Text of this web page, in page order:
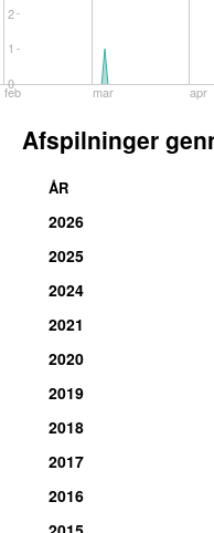
feb mar apr
0
1
2
Afspilninger
ÅR
2026
2025
2024
2021
2020
2019
2018
2017
2016